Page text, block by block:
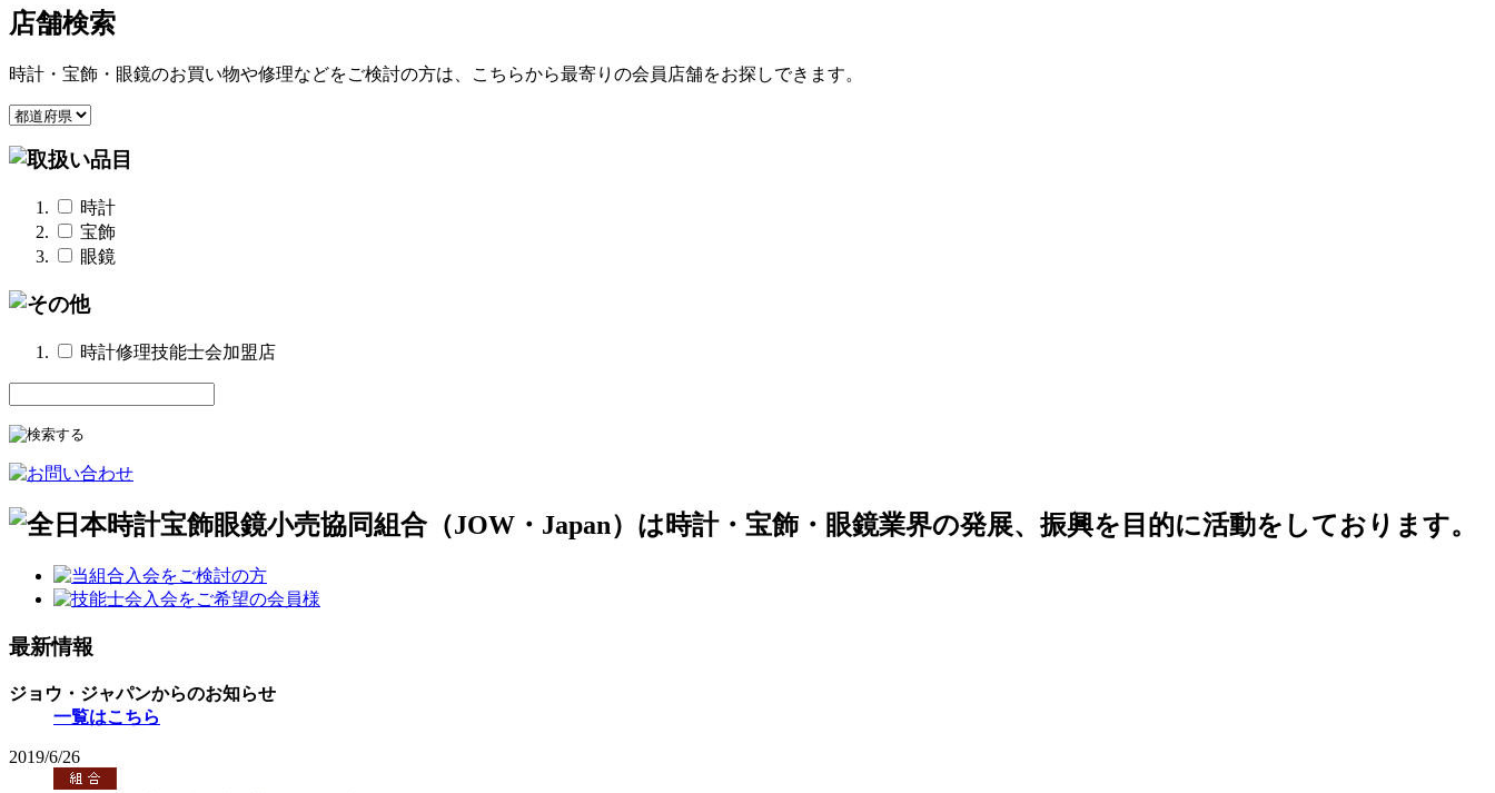
店舗検索
時計・宝飾・眼鏡のお買い物や修理などをご検討の方は、こちらから最寄りの会員店舗をお探しできます。
時計
宝飾
眼鏡
時計修理技能士会加盟店
最新情報
ジョウ・ジャパンからのお知らせ
一覧はこちら
2019/6/26